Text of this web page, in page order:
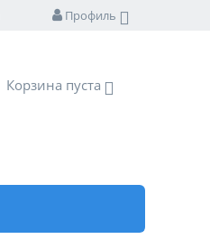
Профиль
Корзина пуста